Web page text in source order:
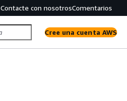
Contacte con nosotrosComentarios
Cree una cuenta AWS